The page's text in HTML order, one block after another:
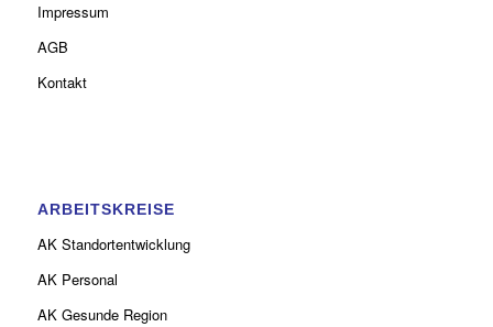
Impressum
AGB
Kontakt
ARBEITSKREISE
AK Standortentwicklung
AK Personal
AK Gesunde Region